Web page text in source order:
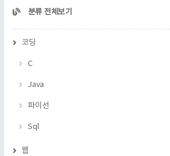
CATEGORY
분류 전체보기
코딩
C
Java
파이선
Sql
웹